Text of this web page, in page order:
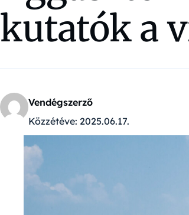
kutatók a
Vendégszerző
Közzétéve: 2025.06.17.